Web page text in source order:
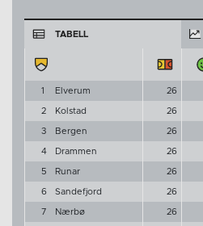
TABELL
1 Elverum 26
2 Kolstad 26
3 Bergen 26
4 Drammen 26
5 Runar 26
6 Sandefjord 26
7 Nærbø 26